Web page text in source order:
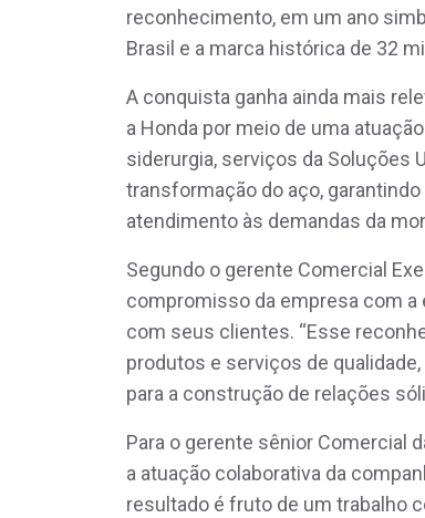
reconhecimento, em um ano
Brasil e a marca histórica de 32
A conquista ganha ainda mais
a Honda por meio de uma
siderurgia, serviços da Soluções
transformação do aço,
atendimento às demandas da
Segundo o gerente Comercial
compromisso da empresa com a
com seus clientes. “Esse
produtos e serviços de
para a construção de relações
Para o gerente sênior Comercial
a atuação colaborativa da
resultado é fruto de um trabalho